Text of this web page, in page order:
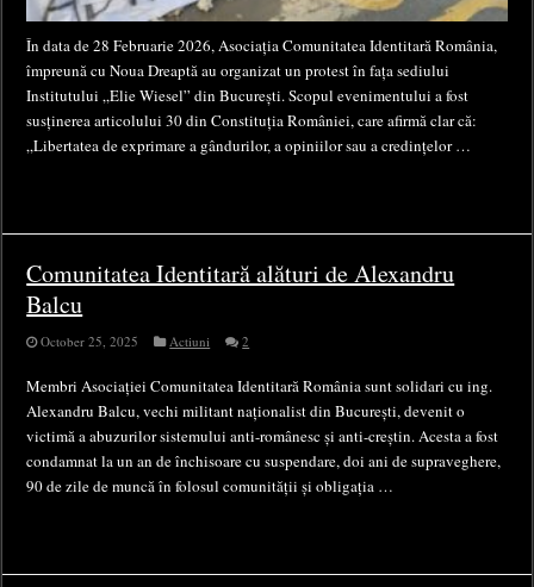
În data de 28 Februarie 2026, Asociația Comunitatea Identitară România,
împreună cu Noua Dreaptă au organizat un protest în fața sediului
Institutului „Elie Wiesel” din București. Scopul evenimentului a fost
susținerea articolului 30 din Constituția României, care afirmă clar că:
„Libertatea de exprimare a gândurilor, a opiniilor sau a credințelor …
Comunitatea Identitară alături de Alexandru
Balcu
October 25, 2025 Actiuni 2
Membri Asociației Comunitatea Identitară România sunt solidari cu ing.
Alexandru Balcu, vechi militant naționalist din București, devenit o
victimă a abuzurilor sistemului anti-românesc și anti-creștin. Acesta a fost
condamnat la un an de închisoare cu suspendare, doi ani de supraveghere,
90 de zile de muncă în folosul comunității și obligația …